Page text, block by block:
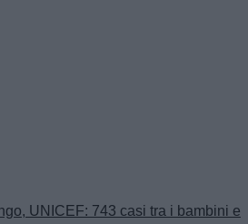
UNICEF: 743 casi tra i bambini e